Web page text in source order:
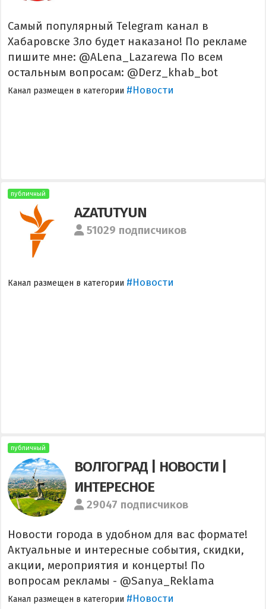
Самый популярный Telegram канал в
Хабаровске Зло будет наказано! По рекламе
пишите мне: @ALena_Lazarewa По всем
остальным вопросам: @Derz_khab_bot
Канал размещен в категории #Новости
публичный
AZATUTYUN
51029 подписчиков
Канал размещен в категории #Новости
публичный
ВОЛГОГРАД | НОВОСТИ |
ИНТЕРЕСНОЕ
29047 подписчиков
Новости города в удобном для вас формате!
Актуальные и интересные события, скидки,
акции, мероприятия и концерты! По
вопросам рекламы - @Sanya_Reklama
Канал размещен в категории #Новости